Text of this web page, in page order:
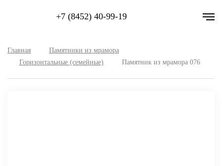
+7 (8452) 40-99-19
Главная
Памятники из мрамора
Горизонтальные (семейные)
Памятник из мрамора 076